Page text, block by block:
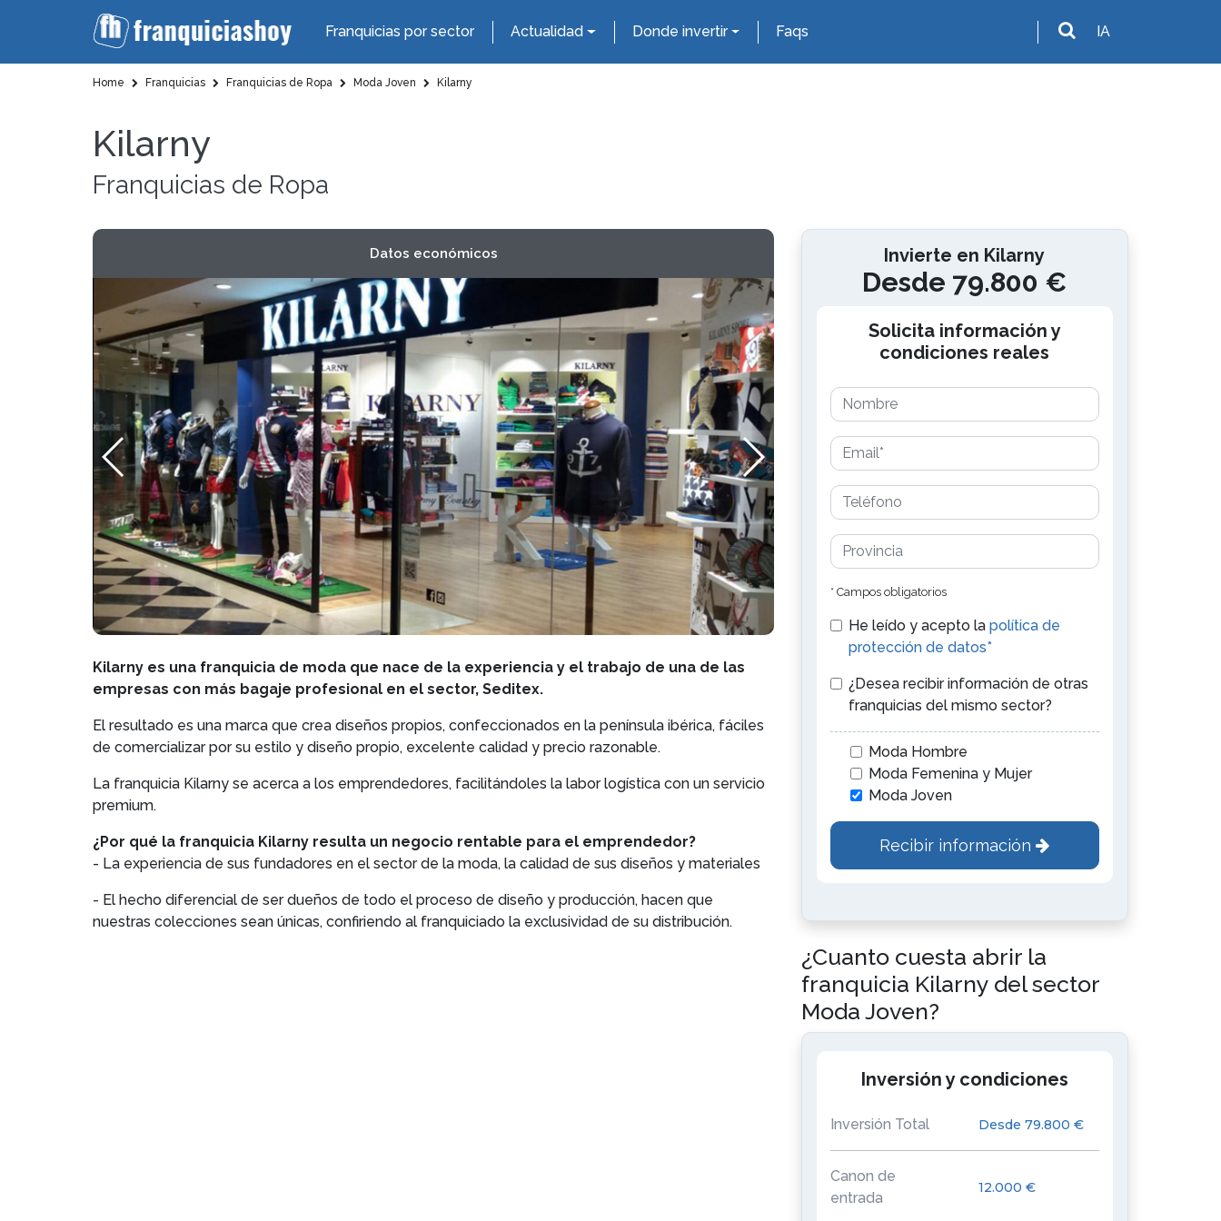
Franquicias por sector Actualidad Donde invertir Faqs IA
Home Franquicias Franquicias de Ropa Moda Joven Kilarny
Kilarny
Franquicias de Ropa
Datos económicos
Kilarny es una franquicia de moda que nace de la experiencia y el trabajo de una de las
empresas con más bagaje profesional en el sector, Seditex.
El resultado es una marca que crea diseños propios, confeccionados en la península ibérica, fáciles
de comercializar por su estilo y diseño propio, excelente calidad y precio razonable.
La franquicia Kilarny se acerca a los emprendedores, facilitándoles la labor logística con un servicio
premium.
¿Por qué la franquicia Kilarny resulta un negocio rentable para el emprendedor?
- La experiencia de sus fundadores en el sector de la moda, la calidad de sus diseños y materiales
- El hecho diferencial de ser dueños de todo el proceso de diseño y producción, hacen que
nuestras colecciones sean únicas, confiriendo al franquiciado la exclusividad de su distribución.
Invierte en Kilarny
Desde 79.800 €
Solicita información y
condiciones reales
* Campos obligatorios
He leído y acepto la política de
protección de datos*
¿Desea recibir información de otras
franquicias del mismo sector?
Moda Hombre
Moda Femenina y Mujer
Moda Joven
Recibir información
¿Cuanto cuesta abrir la
franquicia Kilarny del sector
Moda Joven?
Inversión y condiciones
Inversión Total Desde 79.800 €
Canon de
entrada
12.000 €